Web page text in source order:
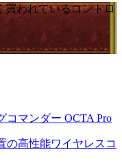
買われているコントロ
コマンダー OCTA Pro
の高性能ワイヤレスコ